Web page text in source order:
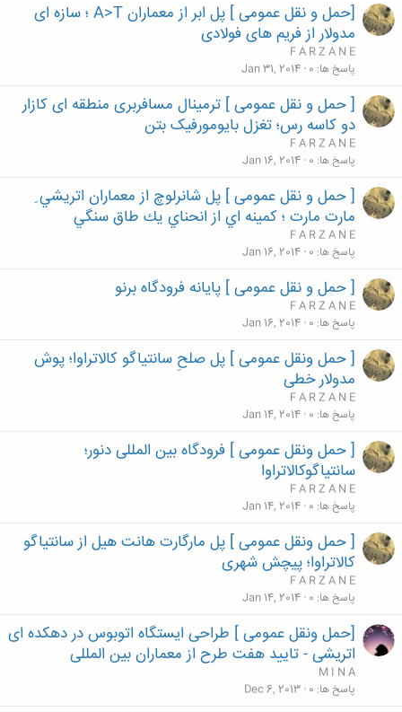
[حمل و نقل عمومی ] پل ابر از معماران A>T ؛ سازه ای
مدولار از فریم های فولادی
F A R Z A N E
پاسخ ها 0
Jan 31, 2014
[ حمل و نقل عمومی ] ترمینال مسافربری منطقه ای کازار
دو کاسه رس؛ تغزل بایومورفیک بتن
F A R Z A N E
پاسخ ها 0
Jan 16, 2014
[ حمل و نقل عمومی ] پل شانرلوچ از معماران اتريشي ِ
مارت مارت ؛ كمينه اي از انحناي يك طاق سنگي
F A R Z A N E
پاسخ ها 0
Jan 16, 2014
[ حمل و نقل عمومی ] پایانه فرودگاه برنو
F A R Z A N E
پاسخ ها 0
Jan 16, 2014
[ حمل ونقل عمومی ] پل صلحِ سانتياگو كالاتراوا؛ پوش
مدولار خطی
F A R Z A N E
پاسخ ها 0
Jan 14, 2014
[ حمل ونقل عمومی ] فرودگاه بین المللی دنور؛
سانتیاگوکالاتراوا
F A R Z A N E
پاسخ ها 0
Jan 14, 2014
[ حمل ونقل عمومی ] پل مارگارت هانت هیل از سانتیاگو
کالاتراوا؛ پیچش شهری
F A R Z A N E
پاسخ ها 0
Jan 14, 2014
[حمل ونقل عمومی ] طراحی ایستگاه اتوبوس در دهکده ای
اتریشی - تایید هفت طرح از معماران بین المللی
M I N A
پاسخ ها 0
Dec 6, 2013